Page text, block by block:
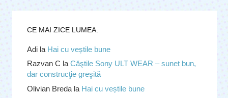
CE MAI ZICE LUMEA.
Adila Hai cu veștile bune
Razvan C la Căştile Sony ULT WEAR – sunet bun,
dar construcţie greşită
Olivian Bredala Hai cu veștile bune